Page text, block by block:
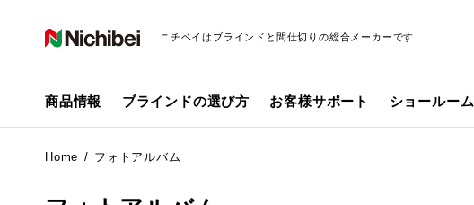
ニチベイはブラインドと間仕切りの総合メーカーです
商品情報 ブラインドの選び方 お客様サポート ショールーム
Home フォトアルバム